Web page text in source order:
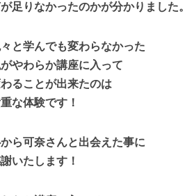
足りなかったのかが分かりました。
と学んでも変わらなかった
やわらか講座に入って
ることが出来たのは
な体験です！
ら可奈さんと出会えた事に
いたします！